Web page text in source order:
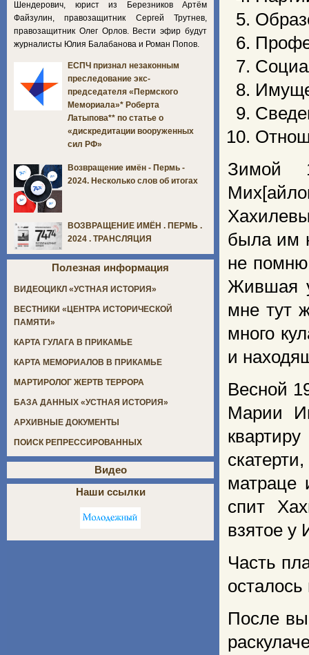
Зимой
была им
не помню
Жившая
мне тут
много
и
Весной
Марии
матраце
спит
взятое у
Часть
осталось
После
Шендерович, юрист из Березников Артём
Файзулин, правозащитник Сергей Трутнев,
правозащитник Олег Орлов. Вести эфир будут
журналисты Юлия Балабанова и Роман Попов.
ЕСПЧ признал незаконным
преследование экс-
председателя «Пермского
Мемориала»* Роберта
Латыпова** по статье о
«дискредитации вооруженных
сил РФ»
Возвращение имён - Пермь -
2024. Несколько слов об итогах
ВОЗВРАЩЕНИЕ ИМЁН . ПЕРМЬ .
2024 . ТРАНСЛЯЦИЯ
Полезная информация
ВИДЕОЦИКЛ «УСТНАЯ ИСТОРИЯ»
ВЕСТНИКИ «ЦЕНТРА ИСТОРИЧЕСКОЙ
ПАМЯТИ»
КАРТА ГУЛАГА В ПРИКАМЬЕ
КАРТА МЕМОРИАЛОВ В ПРИКАМЬЕ
МАРТИРОЛОГ ЖЕРТВ ТЕРРОРА
БАЗА ДАННЫХ «УСТНАЯ ИСТОРИЯ»
АРХИВНЫЕ ДОКУМЕНТЫ
ПОИСК РЕПРЕССИРОВАННЫХ
Видео
Наши ссылки